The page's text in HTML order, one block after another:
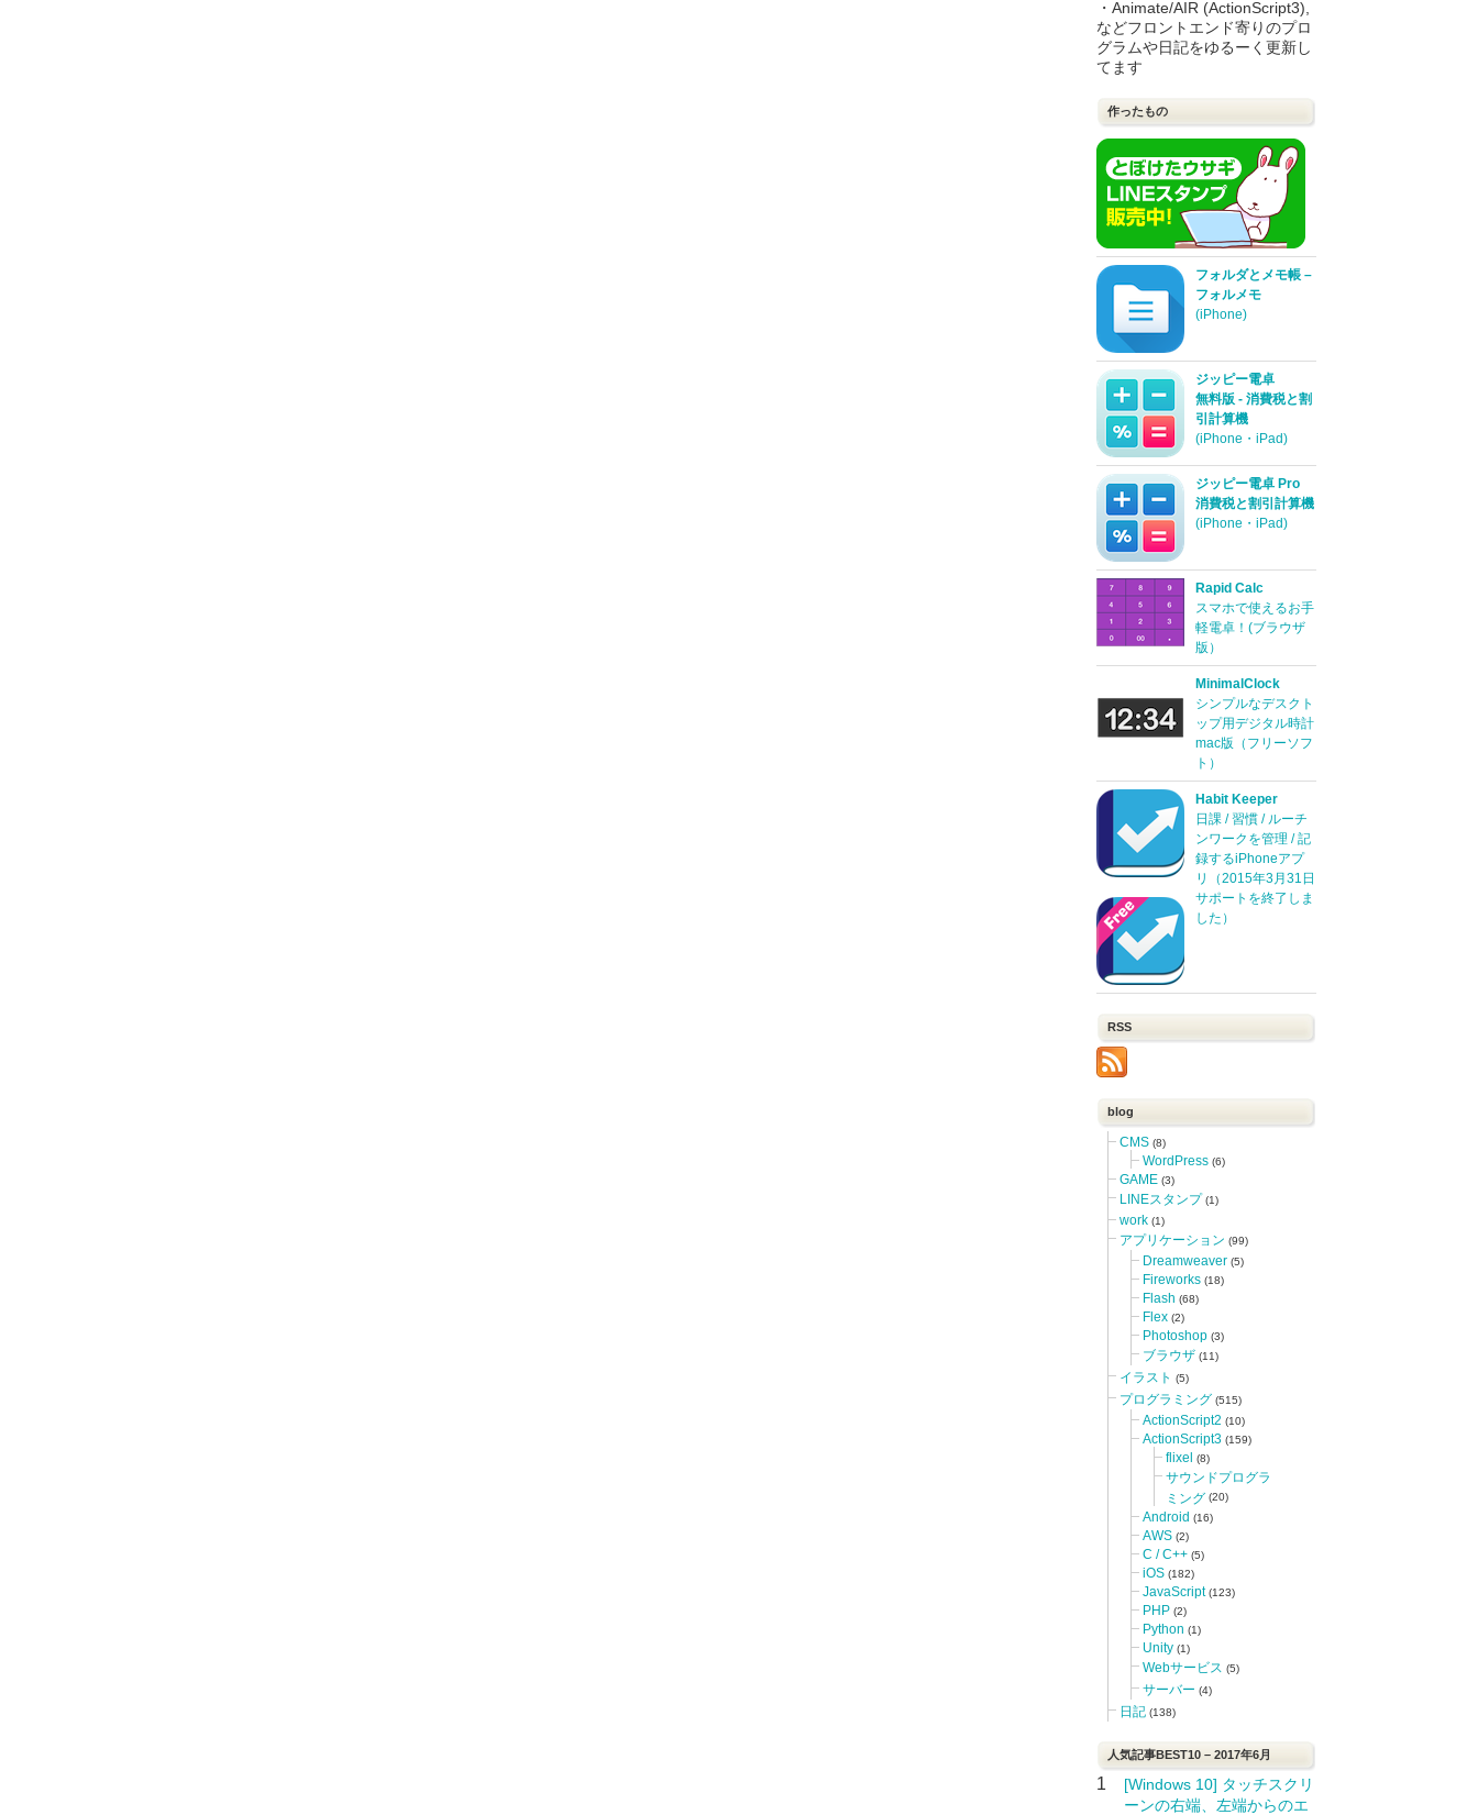
・Animate/AIR (ActionScript3),
などフロントエンド寄りのプロ
グラムや日記をゆるーく更新し
てます
作ったもの
フォルダとメモ帳 –
フォルメモ
(iPhone)
ジッピー電卓
無料版 - 消費税と割
引計算機
(iPhone・iPad)
ジッピー電卓 Pro
消費税と割引計算機
(iPhone・iPad)
Rapid Calc
スマホで使えるお手
軽電卓！(ブラウザ
版）
MinimalClock
シンプルなデスクト
ップ用デジタル時計
mac版（フリーソフ
ト）
Habit Keeper
日課 / 習慣 / ルーチ
ンワークを管理 / 記
録するiPhoneアプ
リ（2015年3月31日
サポートを終了しま
した）
RSS
blog
CMS (8)
WordPress (6)
GAME (3)
LINEスタンプ (1)
work (1)
アプリケーション (99)
Dreamweaver (5)
Fireworks (18)
Flash (68)
Flex (2)
Photoshop (3)
ブラウザ (11)
イラスト (5)
プログラミング (515)
ActionScript2 (10)
ActionScript3 (159)
flixel (8)
サウンドプログラ
ミング (20)
Android (16)
AWS (2)
C / C++ (5)
iOS (182)
JavaScript(123)
PHP (2)
Python (1)
Unity (1)
Webサービス (5)
サーバー (4)
日記 (138)
人気記事BEST10 – 2017年6月
1
[Windows 10] タッチスクリ
ーンの右端、左端からのエ